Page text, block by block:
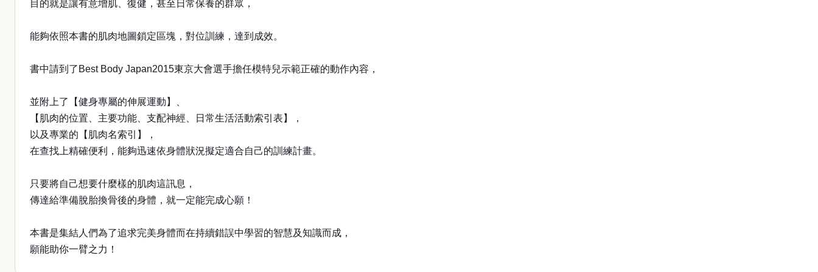
目的就是讓有意增肌、復健，甚至日常保養的群眾，
能夠依照本書的肌肉地圖鎖定區塊，對位訓練，達到成效。
書中請到了Best Body Japan2015東京大會選手擔任模特兒示範正確的動作內容，
並附上了【健身專屬的伸展運動】、
【肌肉的位置、主要功能、支配神經、日常生活活動索引表】，
以及專業的【肌肉名索引】，
在查找上精確便利，能夠迅速依身體狀況擬定適合自己的訓練計畫。
只要將自己想要什麼樣的肌肉這訊息，
傳達給準備脫胎換骨後的身體，就一定能完成心願！
本書是集結人們為了追求完美身體而在持續錯誤中學習的智慧及知識而成，
願能助你一臂之力！